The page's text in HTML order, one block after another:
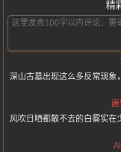
精
深山古墓出现这么多反常现象
风吹日晒都散不去的白雾实在